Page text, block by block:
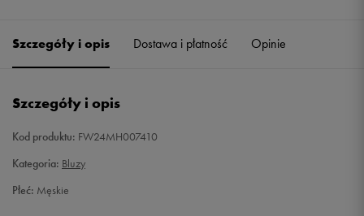
Szczegóły i opis Dostawa i płatność Opinie
Szczegóły i opis
Kod produktu: FW24MH007410
Kategoria: Bluzy
Płeć: Męskie